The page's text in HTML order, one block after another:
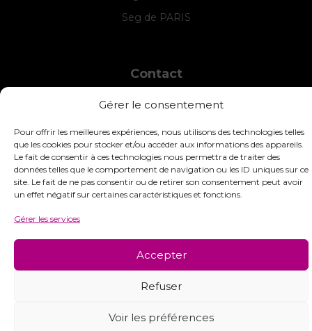
Gérer le consentement
Pour offrir les meilleures expériences, nous utilisons des technologies telles
que les cookies pour stocker et/ou accéder aux informations des appareils.
Le fait de consentir à ces technologies nous permettra de traiter des
données telles que le comportement de navigation ou les ID uniques sur ce
site. Le fait de ne pas consentir ou de retirer son consentement peut avoir
un effet négatif sur certaines caractéristiques et fonctions.
Gérer les services
Accepter
Refuser
Voir les préférences
Seg de PARIS
Contact
INTERSTISS
7 Boulevard des Frères Lumière
France
+33 (0)4 74 01 99 80
commandes@interstiss.com
© 2026 Interstiss Loisirs Créatifs. Tous droits réservés.